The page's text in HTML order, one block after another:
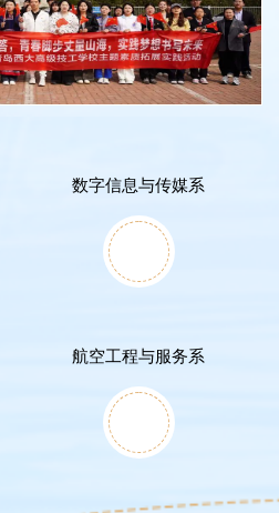
数字信息与传媒系
航空工程与服务系